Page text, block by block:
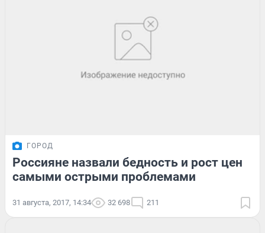
ГОРОД
Россияне назвали бедность и рост цен
самыми острыми проблемами
31 августа, 2017, 14:34 32 698 211